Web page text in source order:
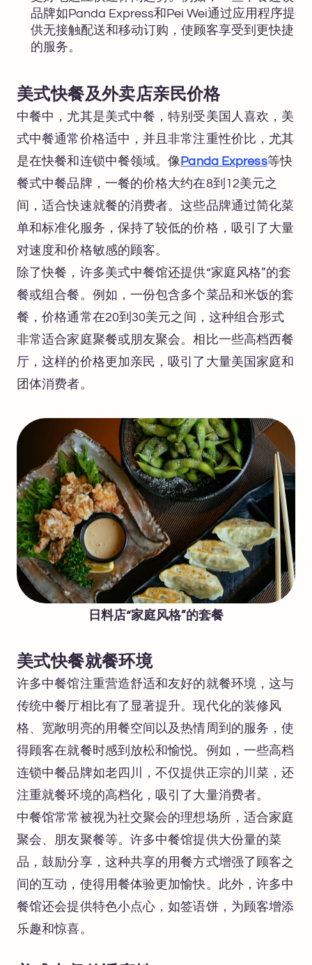
品牌如Panda Express和Pei Wei通过应用程序提
供无接触配送和移动订购，使顾客享受到更快捷
的服务。
美式快餐及外卖店亲民价格
中餐中，尤其是美式中餐，特别受美国人喜欢，美
式中餐通常价格适中，并且非常注重性价比，尤其
是在快餐和连锁中餐领域。像Panda Express等快
餐式中餐品牌，一餐的价格大约在8到12美元之
间，适合快速就餐的消费者。这些品牌通过简化菜
单和标准化服务，保持了较低的价格，吸引了大量
对速度和价格敏感的顾客。
除了快餐，许多美式中餐馆还提供“家庭风格”的套
餐或组合餐。例如，一份包含多个菜品和米饭的套
餐，价格通常在20到30美元之间，这种组合形式
非常适合家庭聚餐或朋友聚会。相比一些高档西餐
厅，这样的价格更加亲民，吸引了大量美国家庭和
团体消费者。
日料店“家庭风格”的套餐
美式快餐就餐环境
许多中餐馆注重营造舒适和友好的就餐环境，这与
传统中餐厅相比有了显著提升。现代化的装修风
格、宽敞明亮的用餐空间以及热情周到的服务，使
得顾客在就餐时感到放松和愉悦。例如，一些高档
连锁中餐品牌如老四川，不仅提供正宗的川菜，还
注重就餐环境的高档化，吸引了大量消费者。
中餐馆常常被视为社交聚会的理想场所，适合家庭
聚会、朋友聚餐等。许多中餐馆提供大份量的菜
品，鼓励分享，这种共享的用餐方式增强了顾客之
间的互动，使得用餐体验更加愉快。此外，许多中
餐馆还会提供特色小点心，如签语饼，为顾客增添
乐趣和惊喜。